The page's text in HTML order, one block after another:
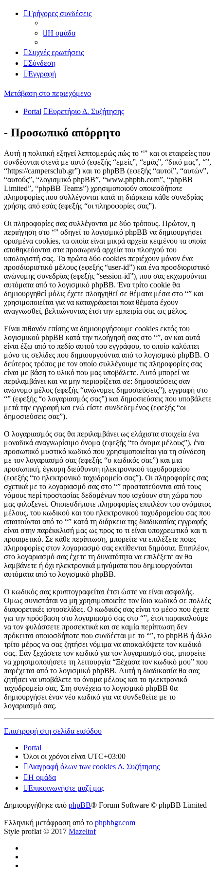
Γρήγορες συνδέσεις
Η ομάδα
Συχνές ερωτήσεις
Σύνδεση
Εγγραφή
Μετάβαση στο περιεχόμενο
Portal Ευρετήριο Δ. Συζήτησης
- Προσωπικό απόρρητο
Αυτή η πολιτική εξηγεί λεπτομερώς πώς το “” και οι εταιρείες που
συνδέονται στενά με αυτό (εφεξής “εμείς”, “εμάς”, “δικό μας”, “”,
“https://campersclub.gr”) και το phpBB (εφεξής “αυτοί”, “αυτών”,
“αυτούς”, “λογισμικό phpBB”, “www.phpbb.com”, “phpBB
Limited”, “phpBB Teams”) χρησιμοποιούν οποιεσδήποτε
πληροφορίες που συλλέγονται κατά τη διάρκεια κάθε συνεδρίας
χρήσης από εσάς (εφεξής “οι πληροφορίες σας”).
Οι πληροφορίες σας συλλέγονται με δύο τρόπους. Πρώτον, η
περιήγηση στο “” οδηγεί το λογισμικό phpBB να δημιουργήσει
ορισμένα cookies, τα οποία είναι μικρά αρχεία κειμένου τα οποία
αποθηκεύονται στα προσωρινά αρχεία του πλοηγού του
υπολογιστή σας. Τα πρώτα δύο cookies περιέχουν μόνον ένα
προσδιοριστικό μέλους (εφεξής “user-id”) και ένα προσδιοριστικό
ανώνυμης συνεδρίας (εφεξής “session-id”), που σας εκχωρούνται
αυτόματα από το λογισμικό phpBB. Ένα τρίτο cookie θα
δημιουργηθεί μόλις έχετε πλοηγηθεί σε θέματα μέσα στο “” και
χρησιμοποιείται για να καταγράφεται ποια θέματα έχουν
αναγνωσθεί, βελτιώνοντας έτσι την εμπειρία σας ως μέλος.
Είναι πιθανόν επίσης να δημιουργήσουμε cookies εκτός του
λογισμικού phpBB κατά την πλοήγησή σας στο “”, αν και αυτά
είναι έξω από το πεδίο αυτού του εγγράφου, το οποίο καλύπτει
μόνο τις σελίδες που δημιουργούνται από το λογισμικό phpBB. Ο
δεύτερος τρόπος με τον οποίο συλλέγουμε τις πληροφορίες σας
είναι με βάση το υλικό που μας υποβάλετε. Αυτό μπορεί να
περιλαμβάνει και να μην περιορίζεται σε: δημοσιεύσεις σαν
ανώνυμο μέλος (εφεξής “ανώνυμες δημοσιεύσεις”), εγγραφή στο
“” (εφεξής “ο λογαριασμός σας”) και δημοσιεύσεις που υποβάλετε
μετά την εγγραφή και ενώ είστε συνδεδεμένος (εφεξής “οι
δημοσιεύσεις σας”).
Ο λογαριασμός σας θα περιλαμβάνει ως ελάχιστα στοιχεία ένα
μοναδικά αναγνωρίσιμο όνομα (εφεξής “το όνομα μέλους”), ένα
προσωπικό μυστικό κωδικό που χρησιμοποιείται για τη σύνδεση
με τον λογαριασμό σας (εφεξής “ο κωδικός σας”) και μια
προσωπική, έγκυρη διεύθυνση ηλεκτρονικού ταχυδρομείου
(εφεξής “το ηλεκτρονικό ταχυδρομείο σας”). Οι πληροφορίες σας
σχετικά με το λογαριασμό σας στο “” προστατεύονται από τους
νόμους περί προστασίας δεδομένων που ισχύουν στη χώρα που
μας φιλοξενεί. Οποιεσδήποτε πληροφορίες επιπλέον του ονόματος
μέλους, του κωδικού και του ηλεκτρονικού ταχυδρομείου σας που
απαιτούνται από το “” κατά τη διάρκεια της διαδικασίας εγγραφής
είναι στην παρέκκλισή μας ως προς το τι είναι υποχρεωτικό και τι
προαιρετικό. Σε κάθε περίπτωση, μπορείτε να επιλέξετε ποιες
πληροφορίες στον λογαριασμό σας εκτίθενται δημόσια. Επιπλέον,
στο λογαριασμό σας έχετε τη δυνατότητα να επιλέξετε αν θα
λαμβάνετε ή όχι ηλεκτρονικά μηνύματα που δημιουργούνται
αυτόματα από το λογισμικό phpBB.
Ο κωδικός σας κρυπτογραφείται έτσι ώστε να είναι ασφαλής.
Όμως συνιστάται να μη χρησιμοποιείτε τον ίδιο κωδικό σε πολλές
διαφορετικές ιστοσελίδες. Ο κωδικός σας είναι το μέσο που έχετε
για την πρόσβαση στο λογαριασμό σας στο “”, έτσι παρακαλούμε
να τον φυλάσσετε προσεκτικά και σε καμία περίπτωση δεν
πρόκειται οποιοσδήποτε που συνδέεται με το “”, το phpBB ή άλλο
τρίτο μέρος να σας ζητήσει νόμιμα να αποκαλύψετε τον κωδικό
σας. Εάν ξεχάσετε τον κωδικό για τον λογαριασμό σας, μπορείτε
να χρησιμοποιήσετε τη λειτουργία “Ξέχασα τον κωδικό μου” που
παρέχεται από το λογισμικό phpBB. Αυτή η διαδικασία θα σας
ζητήσει να υποβάλετε το όνομα μέλους και το ηλεκτρονικό
ταχυδρομείο σας. Στη συνέχεια το λογισμικό phpBB θα
δημιουργήσει έναν νέο κωδικό για να συνδεθείτε με το
λογαριασμό σας.
Επιστροφή στη σελίδα εισόδου
Portal
Όλοι οι χρόνοι είναι UTC+03:00
Διαγραφή όλων των cookies Δ. Συζήτησης
Η ομάδα
Επικοινωνήστε μαζί μας
Δημιουργήθηκε από phpBB® Forum Software © phpBB Limited
Ελληνική μετάφραση από το phpbbgr.com
Style proflat © 2017 Mazeltof